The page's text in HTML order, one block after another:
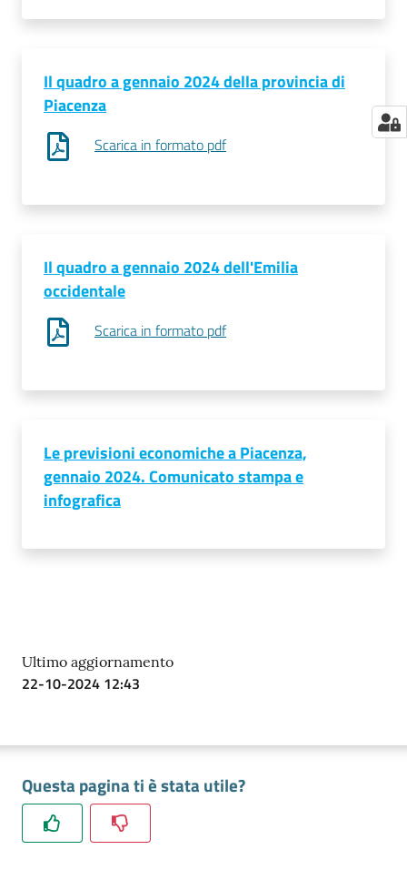
Il quadro a gennaio 2024 della provincia di
Piacenza
Scarica in formato pdf
Il quadro a gennaio 2024 dell'Emilia
occidentale
Scarica in formato pdf
Le previsioni economiche a Piacenza,
gennaio 2024. Comunicato stampa e
infografica
Ultimo aggiornamento
22-10-2024 12:43
Questa pagina ti è stata utile?